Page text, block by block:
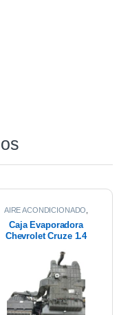
AIRE ACONDICIONADO
Caja Evaporadora
Chevrolet Cruze 1.4